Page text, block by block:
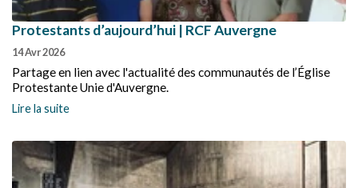
Protestants d’aujourd’hui | RCF Auvergne
14 Avr 2026
Partage en lien avec l'actualité des communautés de l’Église
Protestante Unie d'Auvergne.
Lire la suite